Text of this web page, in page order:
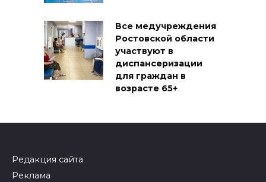
Все медучреждения
Ростовской области
участвуют в
диспансеризации
для граждан в
возрасте 65+
Редакция сайта
Реклама